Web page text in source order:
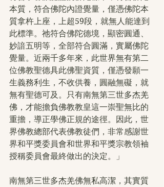
本質，符合佛陀內證覺量，僅憑佛陀本
質拿杵上座，上超59段，就無人能達到
此標準。祂符合佛陀德境，顯密圓通、
妙諳五明等，全部符合圓滿，實屬佛陀
覺量。近兩千多年來，此世界無有第二
位佛教聖德具此佛聖資質，僅憑發願一
生義務利生，不收供養，圓融無礙，就
無有聖德可及。只有南無第三世多杰羌
佛，才能擔負佛教教皇這一崇聖無比的
重擔，導正學佛正規的途徑。因此，世
界佛教總部代表佛教徒們，非常感謝世
界和平獎委員會和世界和平獎宗教領袖
授稱委員會最終做出的決定。」
南無第三世多杰羌佛無私高潔，其實質